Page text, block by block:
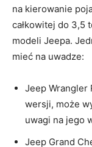
na kierowanie
całkowitej do 3,5
⁣modeli‌ Jeepa.
mieć na‍ uwadze:
Jeep Wrangler
wersji, może‌
‍uwagi⁤ na jego
Jeep Grand